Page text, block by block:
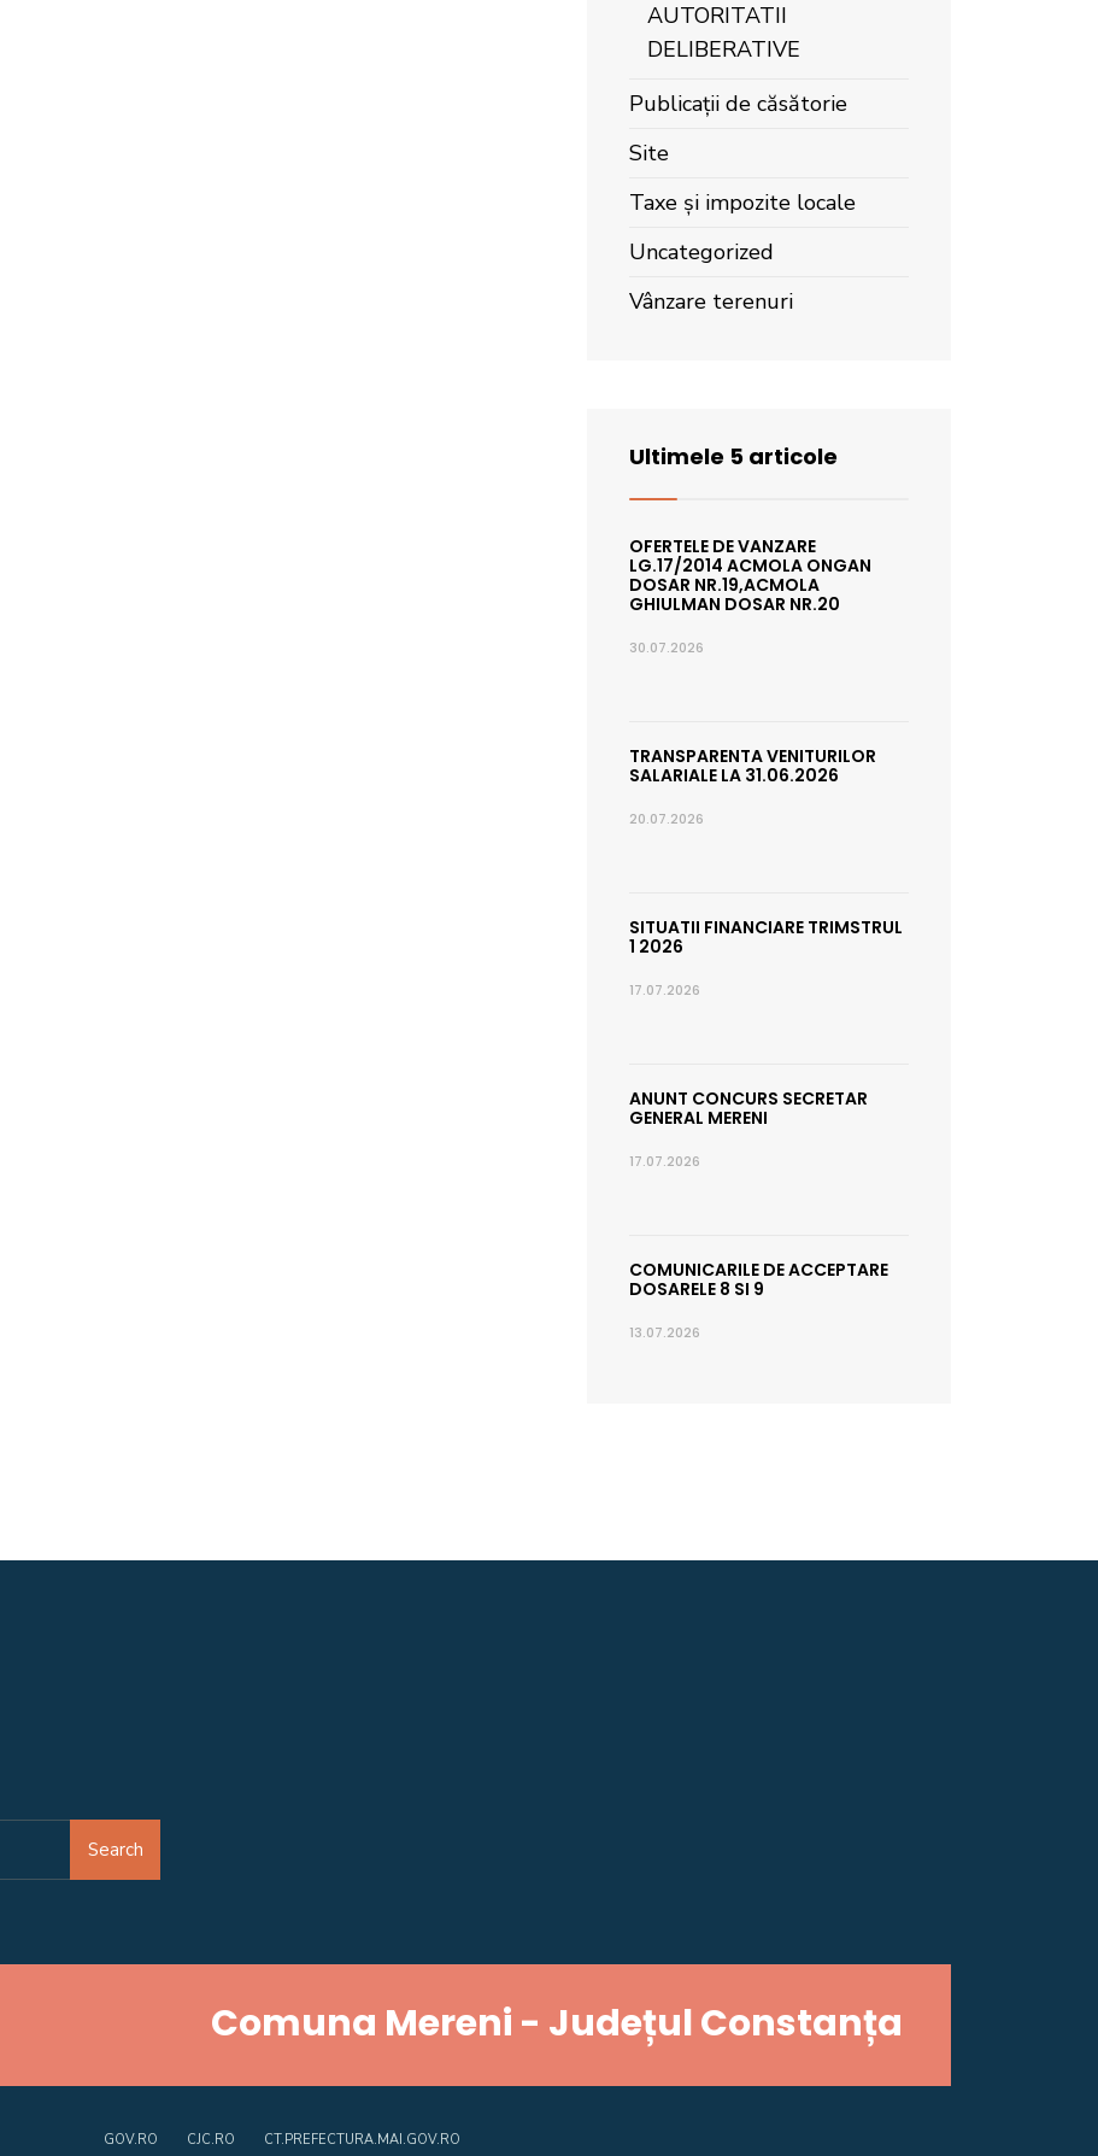
AUTORITATII
DELIBERATIVE
Publicații de căsătorie
Site
Taxe și impozite locale
Uncategorized
Vânzare terenuri
Ultimele 5 articole
OFERTELE DE VANZARE
LG.17/2014 ACMOLA ONGAN
DOSAR NR.19,ACMOLA
GHIULMAN DOSAR NR.20
30.07.2026
TRANSPARENTA VENITURILOR
SALARIALE LA 31.06.2026
20.07.2026
SITUATII FINANCIARE TRIMSTRUL
1 2026
17.07.2026
ANUNT CONCURS SECRETAR
GENERAL MERENI
17.07.2026
COMUNICARILE DE ACCEPTARE
DOSARELE 8 SI 9
13.07.2026
Search
Comuna Mereni - Județul Constanța
GOV.RO CJC.RO CT.PREFECTURA.MAI.GOV.RO